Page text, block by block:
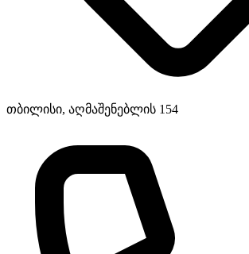
თბილისი, აღმაშენებლის 154